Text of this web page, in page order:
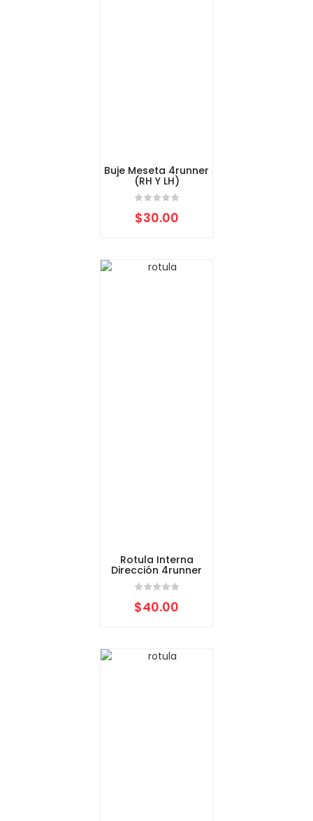
Buje Meseta 4runner
(RH Y LH)
$30.00
Rotula Interna
Dirección 4runner
$40.00